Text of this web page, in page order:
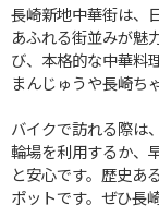
長崎新地中華街は、
あふれる街並みが魅
び、本格的な中華料
まんじゅうや長崎ち
バイクで訪れる際は
輪場を利用するか、
と安心です。歴史あ
ポットです。ぜひ長